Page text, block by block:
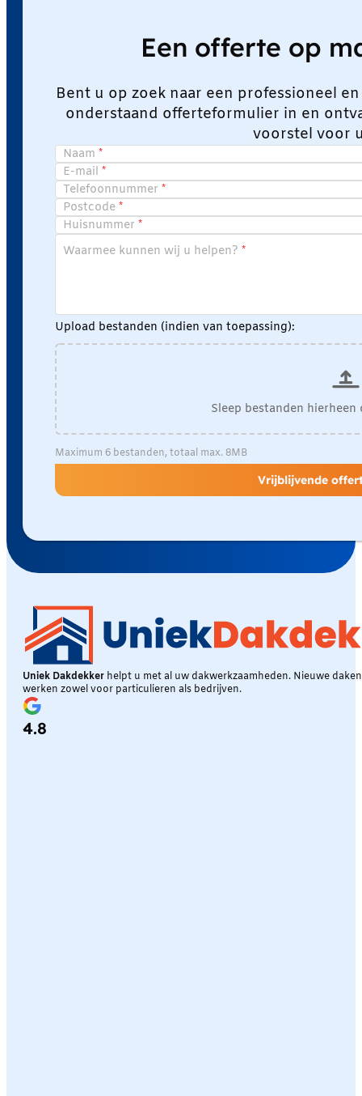
Een offerte op
Bent u op zoek naar een professioneel
onderstaand offerteformulier in en
voorstel voor
Naam
E-mail
Telefoonnummer
Postcode
Huisnummer
Waarmee kunnen wij u helpen?
Upload bestanden (indien van toepassing):
Sleep bestanden
Maximum 6 bestanden, totaal max. 8MB
Vrijblijvende
Uniek Dakdekker helpt u met al uw dakwerkzaamheden. Nieuwe
werken zowel voor particulieren als bedrijven.
4.8